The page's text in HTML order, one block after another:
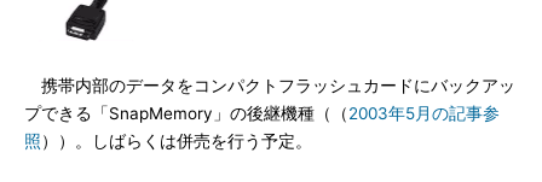
携帯内部のデータをコンパクトフラッシュカードにバックアッ
プできる「SnapMemory」の後継機種（（2003年5月の記事参
照））。しばらくは併売を行う予定。